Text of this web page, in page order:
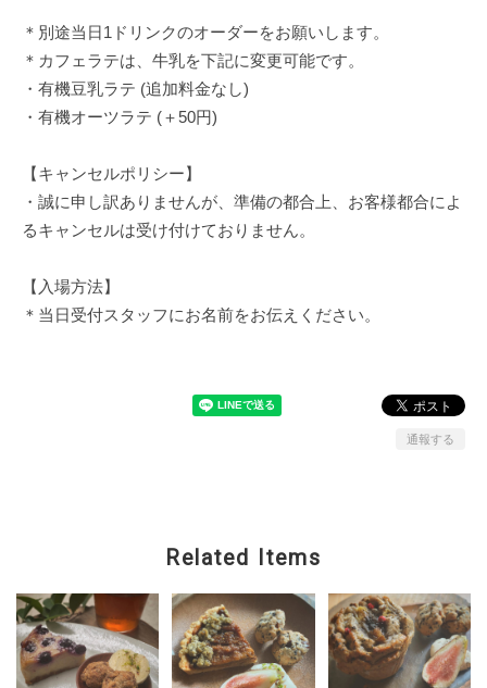
＊別途当日1ドリンクのオーダーをお願いします。
＊カフェラテは、牛乳を下記に変更可能です。
・有機豆乳ラテ (追加料金なし)
・有機オーツラテ (＋50円)
【キャンセルポリシー】
・誠に申し訳ありませんが、準備の都合上、お客様都合によ
るキャンセルは受け付けておりません。
【入場方法】
＊当日受付スタッフにお名前をお伝えください。
通報する
Related Items